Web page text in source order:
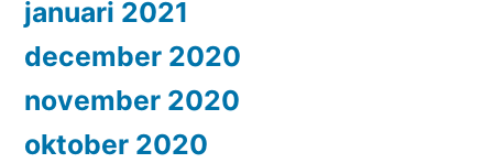
januari 2021
december 2020
november 2020
oktober 2020